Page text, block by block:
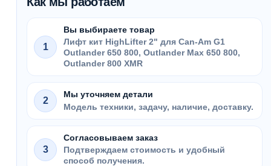
1
Вы выбираете товар
Лифт кит HighLifter 2" для Can-Am G1
Outlander 650 800, Outlander Max 650 800,
Outlander 800 XMR
2
Мы уточняем детали
Модель техники, задачу, наличие, доставку.
3
Согласовываем заказ
Подтверждаем стоимость и удобный
способ получения.